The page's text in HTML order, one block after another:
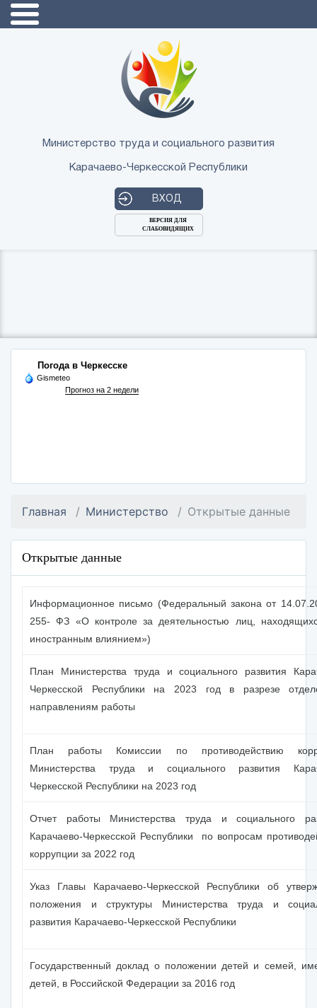
Министерство труда и социального развития
Карачаево-Черкесской Республики
ВХОД
ВЕРСИЯ ДЛЯ
СЛАБОВИДЯЩИХ
Погода в Черкесске
Gismeteo
Прогноз на 2 недели
Главная Министерство Открытые данные
Открытые данные
Информационное письмо (Федеральный закона от
255- ФЗ «О контроле за деятельностью лиц,
иностранным влиянием»)
План Министерства труда и социального развития
Черкесской Республики на 2023 год в разрезе
направлениям работы
План работы Комиссии по противодействию
Министерства труда и социального развития
Черкесской Республики на 2023 год
Отчет работы Министерства труда и социального
Карачаево-Черкесской Республики по вопросам
коррупции за 2022 год
Указ Главы Карачаево-Черкесской Республики об
положения и структуры Министерства труда и
развития Карачаево-Черкесской Республики
Государственный доклад о положении детей и семей,
детей, в Российской Федерации за 2016 год